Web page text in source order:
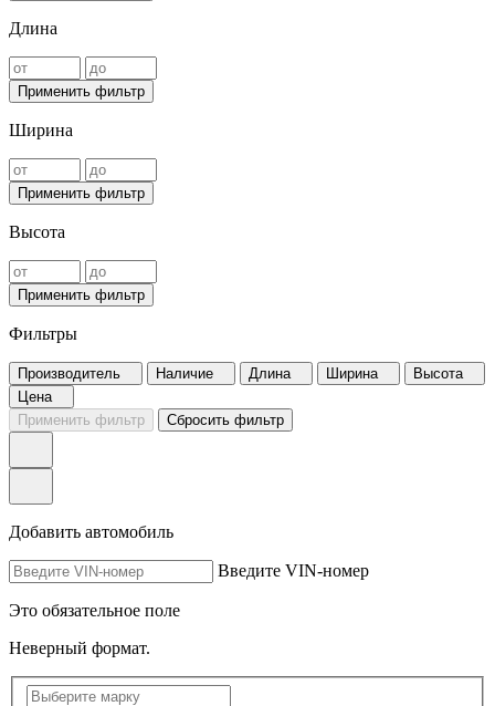
Длина
Применить фильтр
Ширина
Применить фильтр
Высота
Применить фильтр
Фильтры
Производитель Наличие Длина Ширина
Высота
Цена
Применить фильтр
Сбросить фильтр
Добавить автомобиль
Введите VIN-номер
Это обязательное поле
Неверный формат.